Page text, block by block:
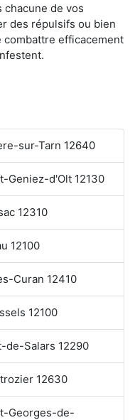
chacune de vos
des répulsifs ou bien
efficacement
sur-Tarn 12640
Geniez-d'Olt 12130
12310
12100
Curan 12410
12100
de-Salars 12290
12630
Georges-de-